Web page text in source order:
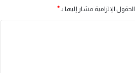
الحقول الإلزامية مشار إليها بـ*